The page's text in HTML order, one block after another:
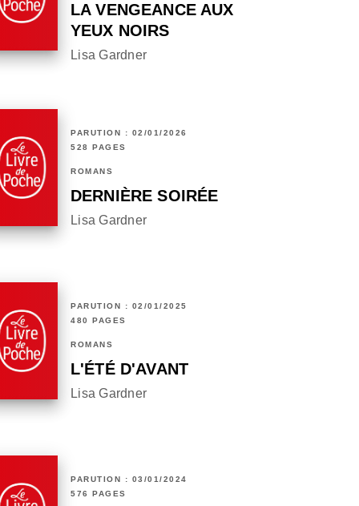
LA VENGEANCE AUX
YEUX NOIRS
Lisa Gardner
PARUTION : 02/01/2026
528 PAGES
ROMANS
DERNIÈRE SOIRÉE
Lisa Gardner
PARUTION : 02/01/2025
480 PAGES
ROMANS
L'ÉTÉ D'AVANT
Lisa Gardner
PARUTION : 03/01/2024
576 PAGES